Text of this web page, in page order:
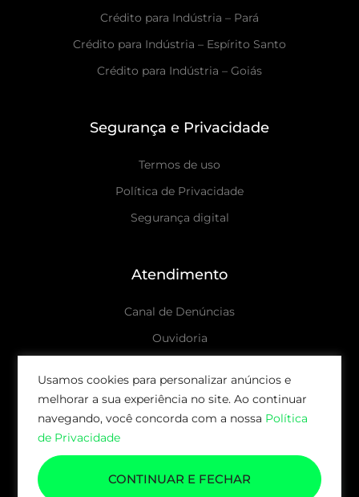
Usamos cookies para personalizar anúncios e
melhorar a sua experiência no site. Ao continuar
navegando, você concorda com a nossa Política
de Privacidade
CONTINUAR E FECHAR
Crédito para Indústria – Pará
Crédito para Indústria – Espírito Santo
Crédito para Indústria – Goiás
Segurança e Privacidade
Termos de uso
Política de Privacidade
Segurança digital
Atendimento
Canal de Denúncias
Ouvidoria
© 2026 AUDAX CAPITAL | TODOS OS DIREITOS